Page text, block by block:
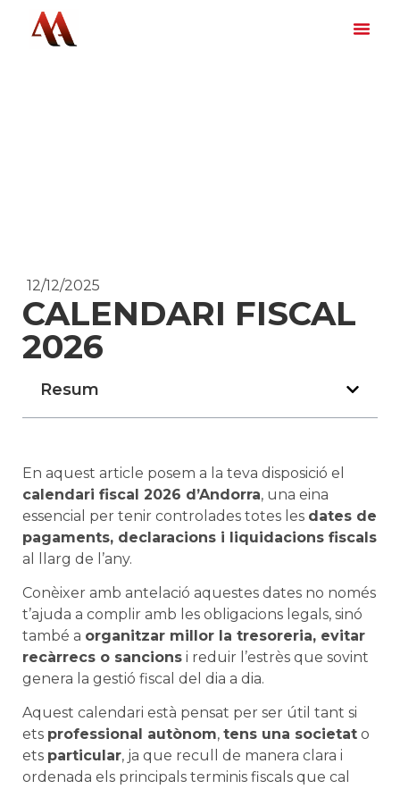
12/12/2025
CALENDARI FISCAL
2026
Resum
En aquest article posem a la teva disposició el
calendari fiscal 2026 d’Andorra, una eina
essencial per tenir controlades totes les dates de
pagaments, declaracions i liquidacions fiscals
al llarg de l’any.
Conèixer amb antelació aquestes dates no només
t’ajuda a complir amb les obligacions legals, sinó
també a organitzar millor la tresoreria, evitar
recàrrecs o sancions i reduir l’estrès que sovint
genera la gestió fiscal del dia a dia.
Aquest calendari està pensat per ser útil tant si
ets professional autònom, tens una societat o
ets particular, ja que recull de manera clara i
ordenada els principals terminis fiscals que cal